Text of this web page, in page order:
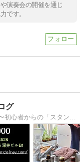
演奏会の開催を通じ
です。
グ